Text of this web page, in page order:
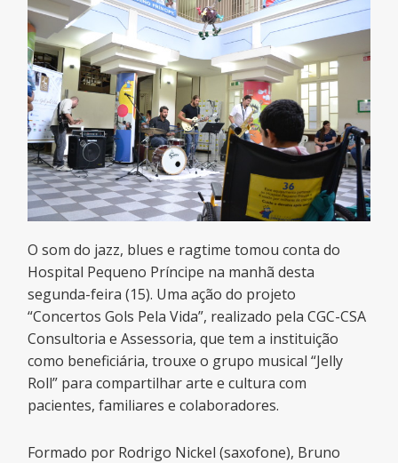
O som do jazz, blues e ragtime tomou conta do
Hospital Pequeno Príncipe na manhã desta
segunda-feira (15). Uma ação do projeto
“Concertos Gols Pela Vida”, realizado pela CGC-CSA
Consultoria e Assessoria, que tem a instituição
como beneficiária, trouxe o grupo musical “Jelly
Roll” para compartilhar arte e cultura com
pacientes, familiares e colaboradores.
Formado por Rodrigo Nickel (saxofone), Bruno